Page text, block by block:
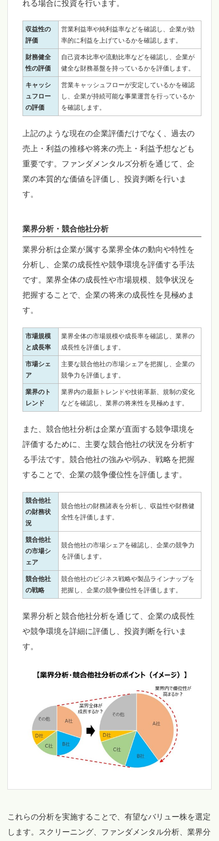
れる場合に投資を行います。
収益性の
評価
営業利益率や純利益率などを確認し、企業が効
率的に利益を上げているかを確認します。
財務健全
性の評価
自己資本比率や流動比率などを確認し、企業が
健全な財務基盤を持っているかを評価します。
キャッシ
ュフロー
の評価
営業キャッシュフローが安定しているかを確認
し、企業が持続可能な事業運営を行っているか
を確認します。
上記のような現在の企業評価だけでなく、過去の
売上・利益の推移や将来の売上・利益予想なども
重要です。ファンダメンタルズ分析を通じて、企
業の本質的な価値を評価し、投資判断を行いま
す。
業界分析・競合他社分析
業界分析は企業が属する業界全体の動向や特性を
分析し、企業の成長性や競争環境を評価する手法
です。業界全体の成長性や市場規模、競争状況を
把握することで、企業の将来の成長性を見極めま
す。
市場規模
と成長率
業界全体の市場規模や成長率を確認し、業界の
成長性を評価します。
市場シェ
ア
主要な競合他社の市場シェアを把握し、企業の
競争力を評価します。
業界のト
レンド
業界内の最新トレンドや技術革新、規制の変化
などを確認し、業界の将来性を見極めます。
また、競合他社分析は企業が直面する競争環境を
評価するために、主要な競合他社の状況を分析す
る手法です。競合他社の強みや弱み、戦略を把握
することで、企業の競争優位性を評価します。
競合他社
の財務状
況
競合他社の財務諸表を分析し、収益性や財務健
全性を評価します。
競合他社
の市場シ
ェア
競合他社の市場シェアを確認し、企業の競争力
を評価します。
競合他社
の戦略
競合他社のビジネス戦略や製品ラインナップを
把握し、企業の競争優位性を評価します。
業界分析と競合他社分析を通じて、企業の成長性
や競争環境を詳細に評価し、投資判断を行いま
す。
これらの分析を実施することで、有望なバリュー株を選定
します。スクリーニング、ファンダメンタル分析、業界分